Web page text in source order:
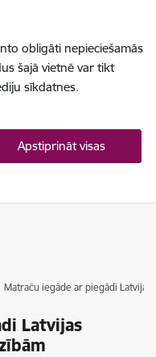
obligāti nepieciešamās
šajā vietnē var tikt
sīkdatnes.
Apstiprināt visas
Matraču iegāde ar piegādi
Latvijas